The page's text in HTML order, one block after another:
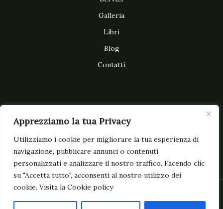
Apprezziamo la tua Privacy
Utilizziamo i cookie per migliorare la tua esperienza di
navigazione, pubblicare annunci o contenuti
personalizzati e analizzare il nostro traffico. Facendo clic
su "Accetta tutto", acconsenti al nostro utilizzo dei
cookie. Visita la Cookie policy
Galleria
Libri
Blog
Contatti